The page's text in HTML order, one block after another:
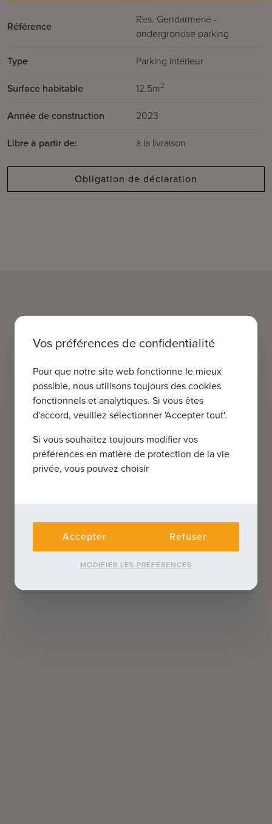
Référence
Res. Gendarmerie -
ondergrondse parking
Type
Parking intérieur
Surface habitable
12.5m2
Année de construction
2023
Libre à partir de:
à la livraison
Obligation de déclaration
Vos préférences de confidentialité
Pour que notre site web fonctionne le mieux
possible, nous utilisons toujours des cookies
fonctionnels et analytiques. Si vous êtes
d'accord, veuillez sélectionner 'Accepter tout'.
Si vous souhaitez toujours modifier vos
préférences en matière de protection de la vie
privée, vous pouvez choisir
Accepter Refuser
MODIFIER LES PRÉFÉRENCES